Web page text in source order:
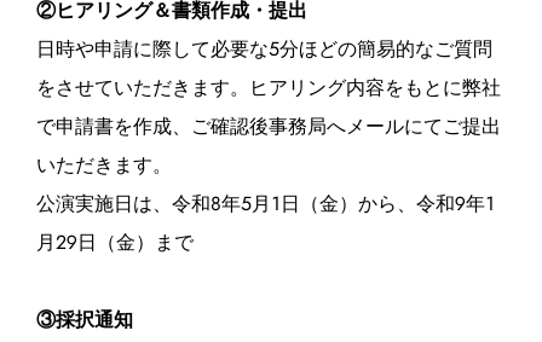
②ヒアリング＆書類作成・提出
日時や申請に際して必要な5分ほどの簡易的なご質問
をさせていただきます。ヒアリング内容をもとに弊社
で申請書を作成、ご確認後事務局へメールにてご提出
いただきます。
公演実施日は、令和8年5月1日（金）から、令和9年1
月29日（金）まで
③採択通知